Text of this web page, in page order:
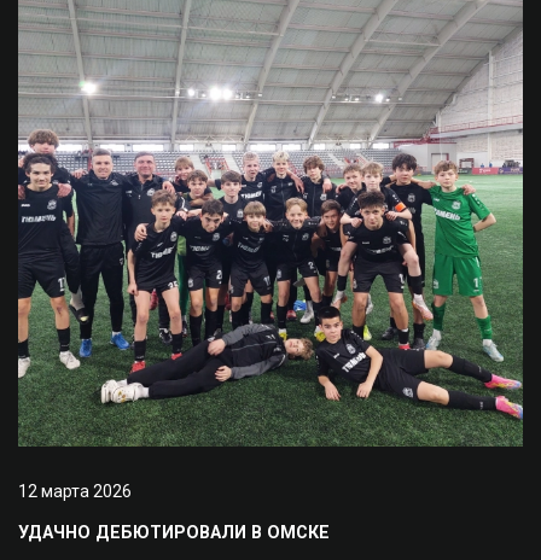
12 марта 2026
УДАЧНО ДЕБЮТИРОВАЛИ В ОМСКЕ